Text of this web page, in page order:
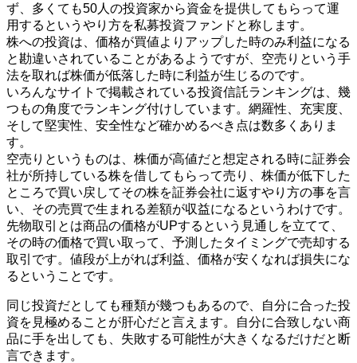
ず、多くても50人の投資家から資金を提供してもらって運
用するというやり方を私募投資ファンドと称します。
株への投資は、価格が買値よりアップした時のみ利益になる
と勘違いされていることがあるようですが、空売りという手
法を取れば株価が低落した時に利益が生じるのです。
いろんなサイトで掲載されている投資信託ランキングは、幾
つもの角度でランキング付けしています。網羅性、充実度、
そして堅実性、安全性など確かめるべき点は数多くありま
す。
空売りというものは、株価が高値だと想定される時に証券会
社が所持している株を借してもらって売り、株価が低下した
ところで買い戻してその株を証券会社に返すやり方の事を言
い、その売買で生まれる差額が収益になるというわけです。
先物取引とは商品の価格がUPするという見通しを立てて、
その時の価格で買い取って、予測したタイミングで売却する
取引です。値段が上がれば利益、価格が安くなれば損失にな
るということです。
同じ投資だとしても種類が幾つもあるので、自分に合った投
資を見極めることが肝心だと言えます。自分に合致しない商
品に手を出しても、失敗する可能性が大きくなるだけだと断
言できます。